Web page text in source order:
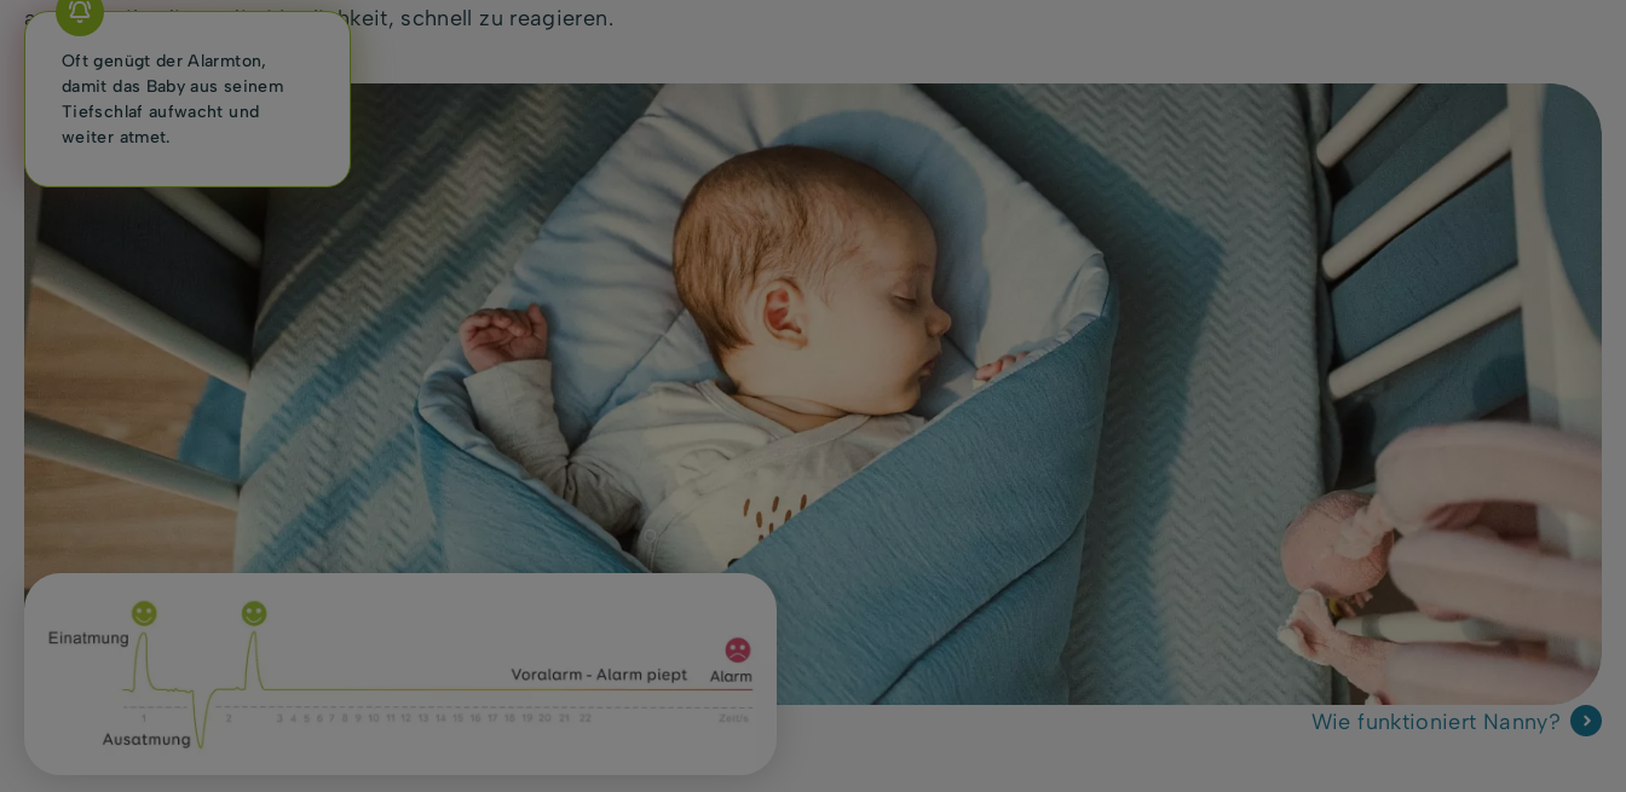
aus und gibt dir so die Möglichkeit, schnell zu reagieren.
Oft genügt der Alarmton,
damit das Baby aus seinem
Tiefschlaf aufwacht und
weiter atmet.
Wie funktioniert Nanny?